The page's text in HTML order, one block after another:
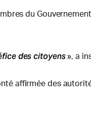
du
des citoyens», a
affirmée des